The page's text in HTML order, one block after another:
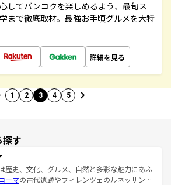
してバンコクを楽しめるよう、最旬ス
まで徹底取材。最強お手頃グルメを大特
詳細を見る
1 2 3 4 5
す
歴史、文化、グルメ、自然と多彩な魅力にあふ
ーマの古代遺跡やフィレンツェのルネッサンス